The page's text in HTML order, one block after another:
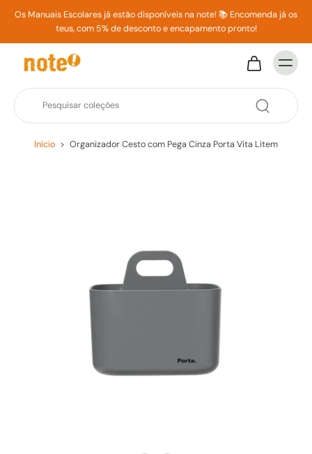
Os Manuais Escolares já estão disponíveis na note! 📚 Encomenda já os
teus, com 5% de desconto e encapamento pronto!
Início > Organizador Cesto com Pega Cinza Porta Vita Litem